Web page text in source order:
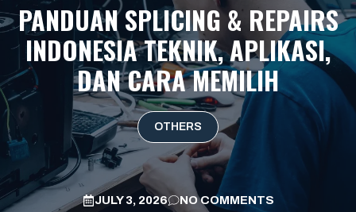
PANDUAN SPLICING & REPAIRS
INDONESIA TEKNIK, APLIKASI,
DAN CARA MEMILIH
OTHERS
JULY 3, 2026
NO COMMENTS